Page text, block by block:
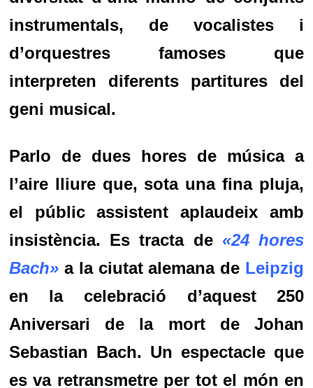
instrumentals, de vocalistes i
d’orquestres famoses que
interpreten diferents partitures del
geni musical.
Parlo de dues hores de música a
l’aire lliure que, sota una fina pluja,
el públic assistent aplaudeix amb
insistència. Es tracta de «24 hores
Bach» a la ciutat alemana de Leipzig
en la celebració d’aquest 250
Aniversari de la mort deJohan
Sebastian Bach. Un espectacle que
es va retransmetre per tot el món en